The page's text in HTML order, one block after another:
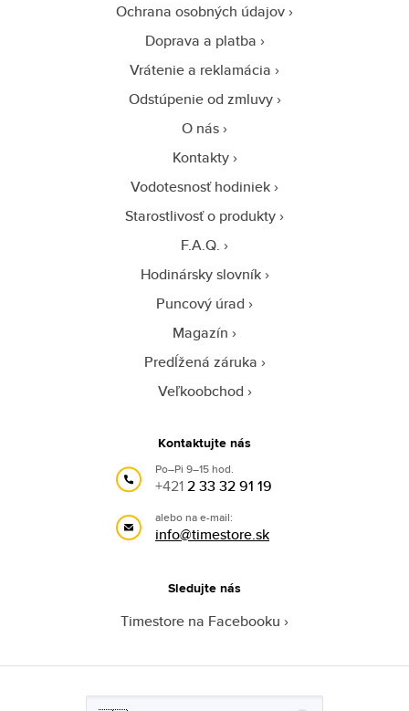
Ochrana osobných údajov
Doprava a platba
Vrátenie a reklamácia
Odstúpenie od zmluvy
O nás
Kontakty
Vodotesnosť hodiniek
Starostlivosť o produkty
F.A.Q.
Hodinársky slovník
Puncový úrad
Magazín
Predĺžená záruka
Veľkoobchod
Kontaktujte nás
Po–Pi 9–15 hod.
+4212 33 32 91 19
alebo na e-mail:
info@timestore.sk
Sledujte nás
Timestore na Facebooku